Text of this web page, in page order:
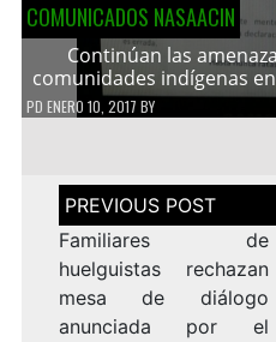
COMUNICADOS NASAACIN
Continúan las
comunidades indígenas
PD ENERO 10, 2017 BY
Navegación
de
entradas
Familiares de
huelguistas rechazan
mesa de diálogo
anunciada por el